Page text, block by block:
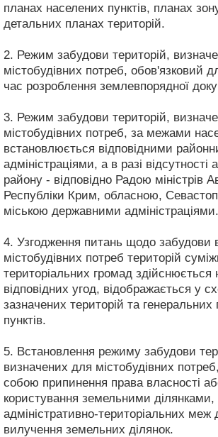
планах населених пунктів, планах
детальних планах територій.
2. Режим забудови територій,
містобудівних потреб, обов'язковий
час розроблення землевпорядної
3. Режим забудови територій,
містобудівних потреб, за межами
встановлюється відповідними
адміністраціями, а в разі відсутності
району - відповідно Радою міністрів
Республіки Крим, обласною,
міською державними адміністраціями.
4. Узгодження питань щодо забудови
містобудівних потреб територій
територіальних громад здійснюється
відповідних угод, відображається у
зазначених територій та
пунктів.
5. Встановлення режиму забудови
визначених для містобудівних
собою припинення права власності
користування земельними ділянками,
адміністративно-територіальних
вилучення земельних ділянок.